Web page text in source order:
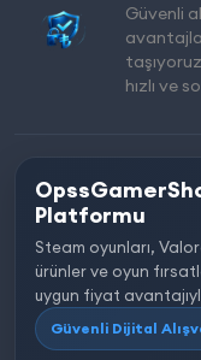
Güvenli
hızlı ve
Platformu
Steam oyunları,
ürünler ve oyun
uygun fiyat
Güvenli Dijital